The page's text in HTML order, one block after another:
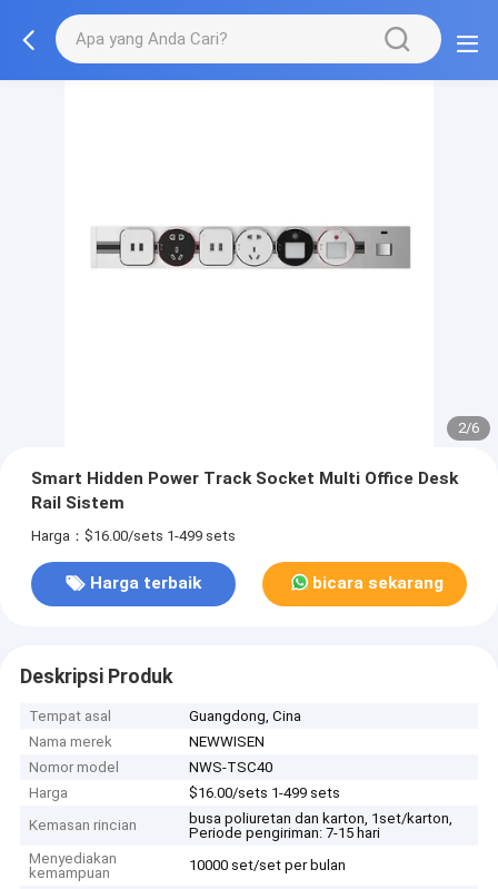
2/6
Smart Hidden Power Track Socket Multi Office Desk
Rail Sistem
Harga：$16.00/sets 1-499 sets
Harga terbaik bicara sekarang
Deskripsi Produk
Tempat asal
Guangdong, Cina
Nama merek
NEWWISEN
Nomor model
NWS-TSC40
Harga
$16.00/sets 1-499 sets
Kemasan rincian
busa poliuretan dan karton, 1set/karton,
Periode pengiriman: 7-15 hari
Menyediakan
kemampuan
10000 set/set per bulan